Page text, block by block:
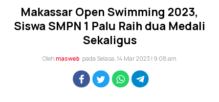
Makassar Open Swimming 2023,
Siswa SMPN 1 Palu Raih dua Medali
Sekaligus
Olehmasweb pada Selasa, 14 Mar 2023 | 9:08 am